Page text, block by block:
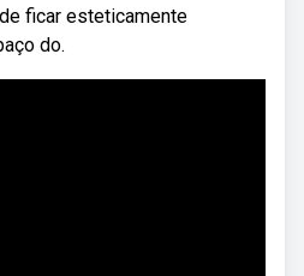
ficar esteticamente
do.